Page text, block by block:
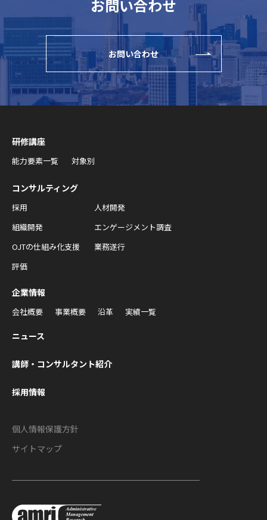
お問い合わせ
お問い合わせ
研修講座
能力要素一覧 対象別
コンサルティング
採用
人材開発
組織開発
エンゲージメント調査
OJTの仕組み化支援
業務遂行
評価
企業情報
会社概要 事業概要 沿革 実績一覧
ニュース
講師・コンサルタント紹介
採用情報
個人情報保護方針
サイトマップ